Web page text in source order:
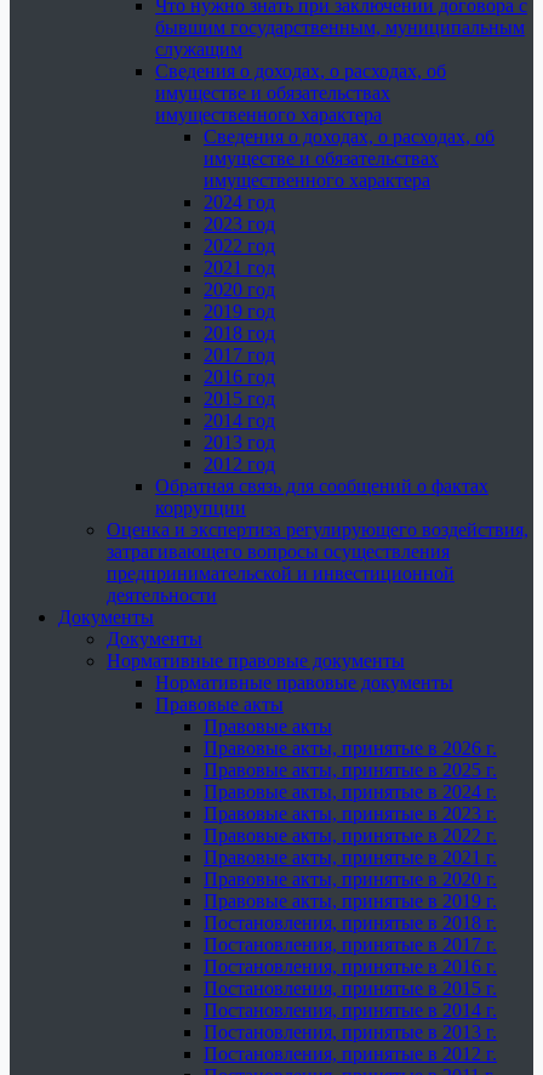
Что нужно знать при заключении договора с
бывшим государственным, муниципальным
служащим
Сведения о доходах, о расходах, об
имуществе и обязательствах
имущественного характера
Сведения о доходах, о расходах, об
имуществе и обязательствах
имущественного характера
2024 год
2023 год
2022 год
2021 год
2020 год
2019 год
2018 год
2017 год
2016 год
2015 год
2014 год
2013 год
2012 год
Обратная связь для сообщений о фактах
коррупции
Оценка и экспертиза регулирующего воздействия,
затрагивающего вопросы осуществления
предпринимательской и инвестиционной
деятельности
Документы
Документы
Нормативные правовые документы
Нормативные правовые документы
Правовые акты
Правовые акты
Правовые акты, принятые в 2026 г.
Правовые акты, принятые в 2025 г.
Правовые акты, принятые в 2024 г.
Правовые акты, принятые в 2023 г.
Правовые акты, принятые в 2022 г.
Правовые акты, принятые в 2021 г.
Правовые акты, принятые в 2020 г.
Правовые акты, принятые в 2019 г.
Постановления, принятые в 2018 г.
Постановления, принятые в 2017 г.
Постановления, принятые в 2016 г.
Постановления, принятые в 2015 г.
Постановления, принятые в 2014 г.
Постановления, принятые в 2013 г.
Постановления, принятые в 2012 г.